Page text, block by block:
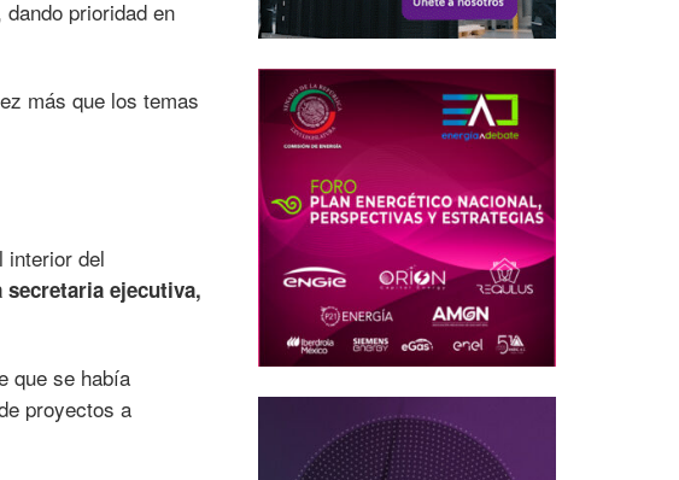
prioridad en
más que los temas
interior del
ejecutiva,
que se había
proyectos a